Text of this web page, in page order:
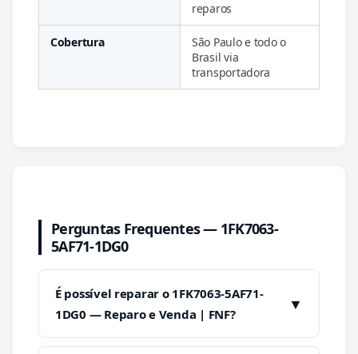
reparos
Cobertura
São Paulo e todo o
Brasil via
transportadora
Perguntas Frequentes — 1FK7063-
5AF71-1DG0
É possível reparar o 1FK7063-5AF71-
1DG0 — Reparo e Venda | FNF?
▼